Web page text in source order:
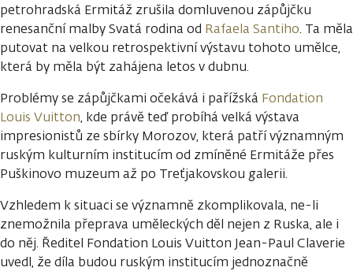
petrohradská Ermitáž zrušila domluvenou zápůjčku
renesanční malby Svatá rodina od Rafaela Santiho. Ta měla
putovat na velkou retrospektivní výstavu tohoto umělce,
která by měla být zahájena letos v dubnu.
Problémy se zápůjčkami očekává i pařížská Fondation
Louis Vuitton, kde právě teď probíhá velká výstava
impresionistů ze sbírky Morozov, která patří významným
ruským kulturním institucím od zmíněné Ermitáže přes
Puškinovo muzeum až po Treťjakovskou galerii.
Vzhledem k situaci se významně zkomplikovala, ne-li
znemožnila přeprava uměleckých děl nejen z Ruska, ale i
do něj. Ředitel Fondation Louis Vuitton Jean-Paul Claverie
uvedl, že díla budou ruským institucím jednoznačně